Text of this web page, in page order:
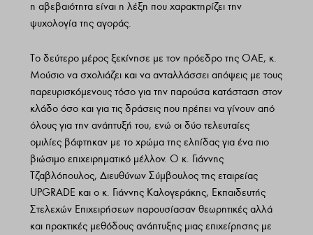
η αβεβαιότητα είναι η λέξη που χαρακτηρίζει την
ψυχολογία της αγοράς.
Το δεύτερο μέρος ξεκίνησε με τον πρόεδρο της ΟΑΕ, κ.
Μούσιο να σχολιάζει και να ανταλλάσσει απόψεις με τους
παρευρισκόμενους τόσο για την παρούσα κατάσταση στον
κλάδο όσο και για τις δράσεις που πρέπει να γίνουν από
όλους για την ανάπτυξή του, ενώ οι δύο τελευταίες
ομιλίες βάφτηκαν με το χρώμα της ελπίδας για ένα πιο
βιώσιμο επιχειρηματικό μέλλον. Ο κ. Γιάννης
Τζαβλόπουλος, Διευθύνων Σύμβουλος της εταιρείας
UPGRADE και ο κ. Γιάννης Καλογεράκης, Εκπαιδευτής
Στελεχών Επιχειρήσεων παρουσίασαν θεωρητικές αλλά
και πρακτικές μεθόδους ανάπτυξης μιας επιχείρησης με